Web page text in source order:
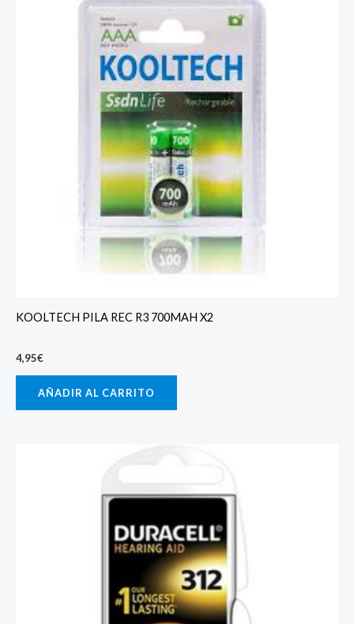
KOOLTECH PILA REC R3 700MAH X2
4,95€
AÑADIR AL CARRITO